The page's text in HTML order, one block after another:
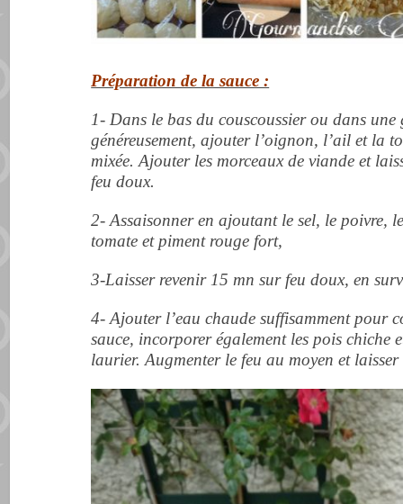
Préparation de la sauce :
1- Dans le bas du couscoussier ou dans une
généreusement, ajouter l’oignon, l’ail et la
mixée. Ajouter les morceaux de viande et
feu doux.
2- Assaisonner en ajoutant le sel, le poivre,
tomate et piment rouge fort,
3-Laisser revenir 15 mn sur feu doux, en
4- Ajouter l’eau chaude suffisamment pour
sauce, incorporer également les pois chiche
laurier. Augmenter le feu au moyen et laisser